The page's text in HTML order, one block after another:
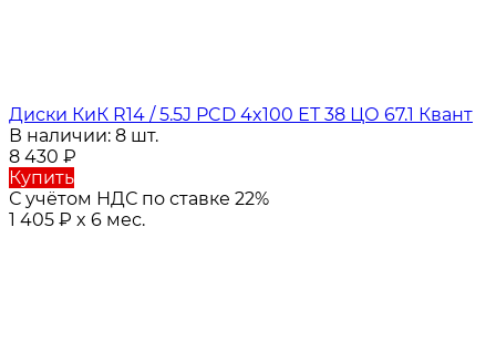
Диски КиК R14 / 5.5J PCD 4x100 ЕТ 38 ЦО 67.1 Квант
В наличии: 8 шт.
8 430 ₽
Купить
С учётом НДС по ставке 22%
1 405 ₽ x 6 мес.